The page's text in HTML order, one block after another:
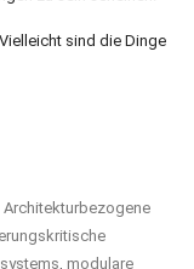
sind die Dinge
Architekturbezogene
, modulare